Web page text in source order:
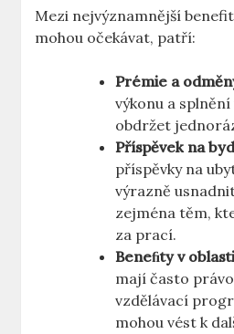
Mezi nejvýznamnější
mohou očekávat, patří:
Prémie a
výkonu a
obdržet
Příspěvek na
příspěvky na
výrazně
zejména těm,
za prací.
Beneﬁty v
mají často
vzdělávací
mohou vést k